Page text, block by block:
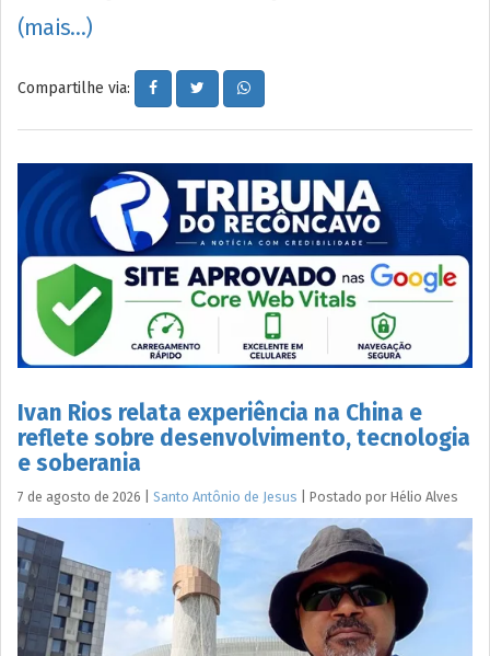
(mais…)
Compartilhe via:
Ivan Rios relata experiência na China e
reflete sobre desenvolvimento, tecnologia
e soberania
7 de agosto de 2026 Santo Antônio de Jesus Postado por Hélio Alves